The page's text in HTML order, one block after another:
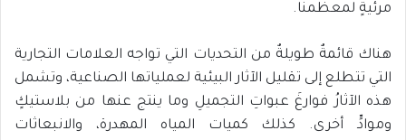
مرئيةٍ لمعظمنا.
هناك قائمةٌ طويلةٌ من التحديات التي تواجه العلامات التجارية
التي تتطلع إلى تقليل الآثار البيئية لعملياتها الصناعية، وتشمل
هذه الآثارُ فوارغَ عبواتِ التجميلِ وما ينتج عنها من بلاستيكٍ
وموادٍّ أخرى. كذلك كميات المياه المهدرة، والانبعاثات